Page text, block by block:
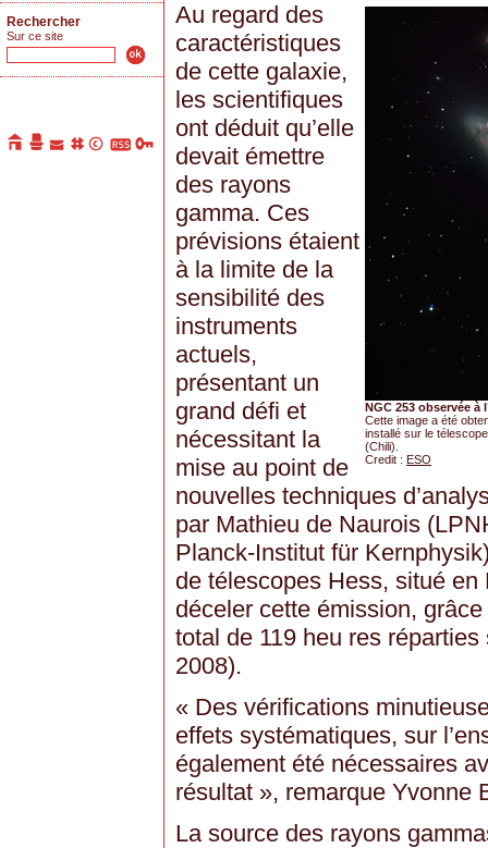
Rechercher
Sur ce site
NGC 253 observée à
Cette image a été
installé sur le
(Chili).
Credit : ESO
Au regard des
caractéristiques
de cette galaxie,
les scientifiques
ont déduit qu’elle
devait émettre
des rayons
gamma. Ces
prévisions étaient
à la limite de la
sensibilité des
instruments
actuels,
présentant un
grand défi et
nécessitant la
mise au point de
nouvelles techniques
par Mathieu de Naurois
Planck-Institut für
de télescopes Hess, situé
déceler cette émission,
total de 119 heu res
2008).
« Des vérifications
effets systématiques, sur
également été nécessaires
résultat », remarque Yvonne
La source des rayons